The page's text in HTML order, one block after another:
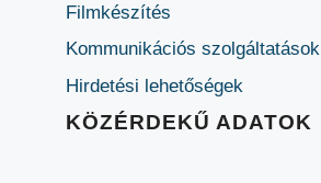
Filmkészítés
Kommunikációs szolgáltatások
Hirdetési lehetőségek
KÖZÉRDEKŰ ADATOK